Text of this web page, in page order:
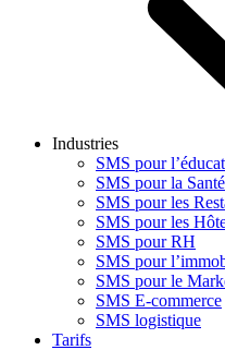
Industries
SMS pour
SMS pour la Santé
SMS pour les
SMS pour les
SMS pour RH
SMS pour
SMS pour le
SMS E-commerce
SMS logistique
Tarifs